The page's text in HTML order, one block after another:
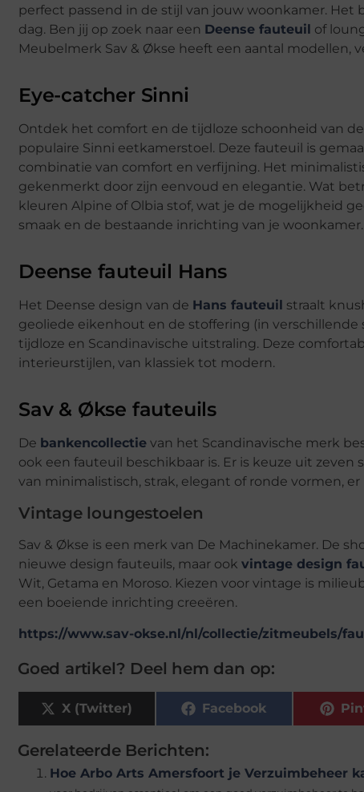
perfect passend in de stijl van jouw woonkamer.
dag. Ben jij op zoek naar een Deense fauteuil of
Meubelmerk Sav & Økse heeft een aantal modellen,
Eye-catcher Sinni
Ontdek het comfort en de tijdloze schoonheid van de
populaire Sinni eetkamerstoel. Deze fauteuil is
combinatie van comfort en verfijning. Het
gekenmerkt door zijn eenvoud en elegantie. Wat
kleuren Alpine of Olbia stof, wat je de mogelijkheid
smaak en de bestaande inrichting van je woonkamer.
Deense fauteuil Hans
Het Deense design van de Hans fauteuil straalt
geoliede eikenhout en de stoffering (in
tijdloze en Scandinavische uitstraling. Deze
interieurstijlen, van klassiek tot modern.
Sav & Økse fauteuils
De bankencollectie van het Scandinavische merk
ook een fauteuil beschikbaar is. Er is keuze uit
van minimalistisch, strak, elegant of ronde vormen,
Vintage loungestoelen
Sav & Økse is een merk van De Machinekamer. De
nieuwe design fauteuils, maar ook vintage design
Wit, Getama en Moroso. Kiezen voor vintage is
een boeiende inrichting creeëren.
https://www.sav-okse.nl/nl/collectie/zitmeubels/
Goed artikel? Deel hem dan op:
X (Twitter) Facebook
Gerelateerde Berichten:
Hoe Arbo Arts Amersfoort je Verzuimbeheer